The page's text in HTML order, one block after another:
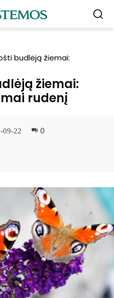
budlėją žiemai:
žiemai:
rudenį
09-22 0